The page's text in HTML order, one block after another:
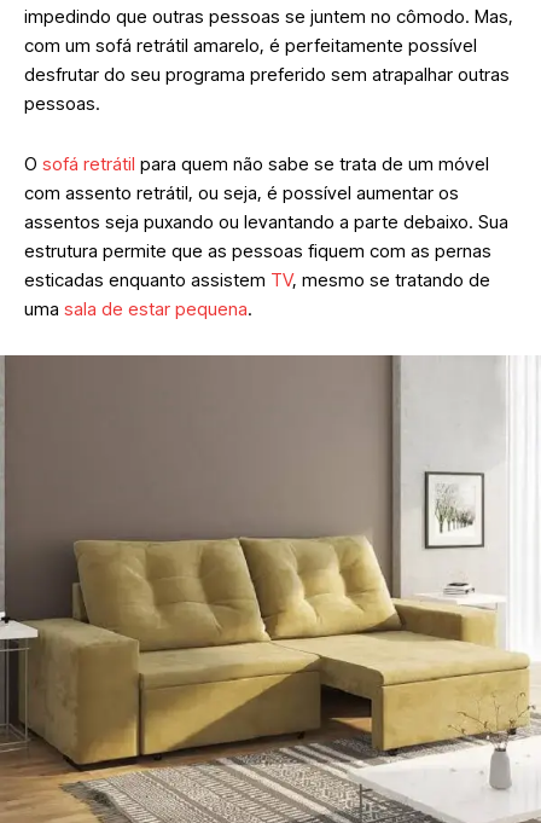
impedindo que outras pessoas se juntem no cômodo. Mas,
com um sofá retrátil amarelo, é perfeitamente possível
desfrutar do seu programa preferido sem atrapalhar outras
pessoas.
O sofá retrátil para quem não sabe se trata de um móvel
com assento retrátil, ou seja, é possível aumentar os
assentos seja puxando ou levantando a parte debaixo. Sua
estrutura permite que as pessoas fiquem com as pernas
esticadas enquanto assistem TV, mesmo se tratando de
uma sala de estar pequena.